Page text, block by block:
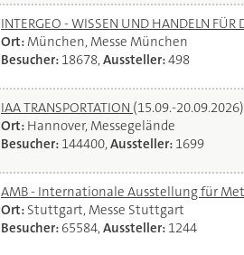
INTERGEO - WISSEN UND HANDELN FÜR
Ort: München, Messe München
Besucher: 18678,Aussteller:498
IAA TRANSPORTATION (15.09.-20.09.2026)
Ort: Hannover, Messegelände
Besucher: 144400,Aussteller: 1699
AMB - Internationale Ausstellung für
Ort: Stuttgart, Messe Stuttgart
Besucher: 65584,Aussteller: 1244